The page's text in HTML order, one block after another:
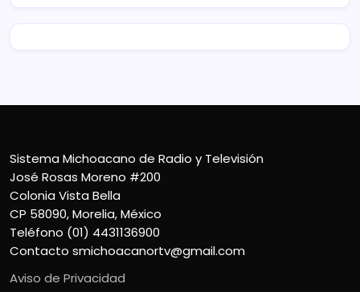
Sistema Michoacano de Radio y Televisión
José Rosas Moreno #200
Colonia Vista Bella
CP 58090, Morelia, México
Teléfono (01) 4431136900
Contacto smichoacanortv@gmail.com
Aviso de Privacidad